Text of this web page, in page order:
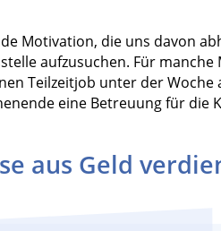
Motivation, die uns davon
aufzusuchen. Für manche
Teilzeitjob unter der Woche
eine Betreuung für die
aus Geld